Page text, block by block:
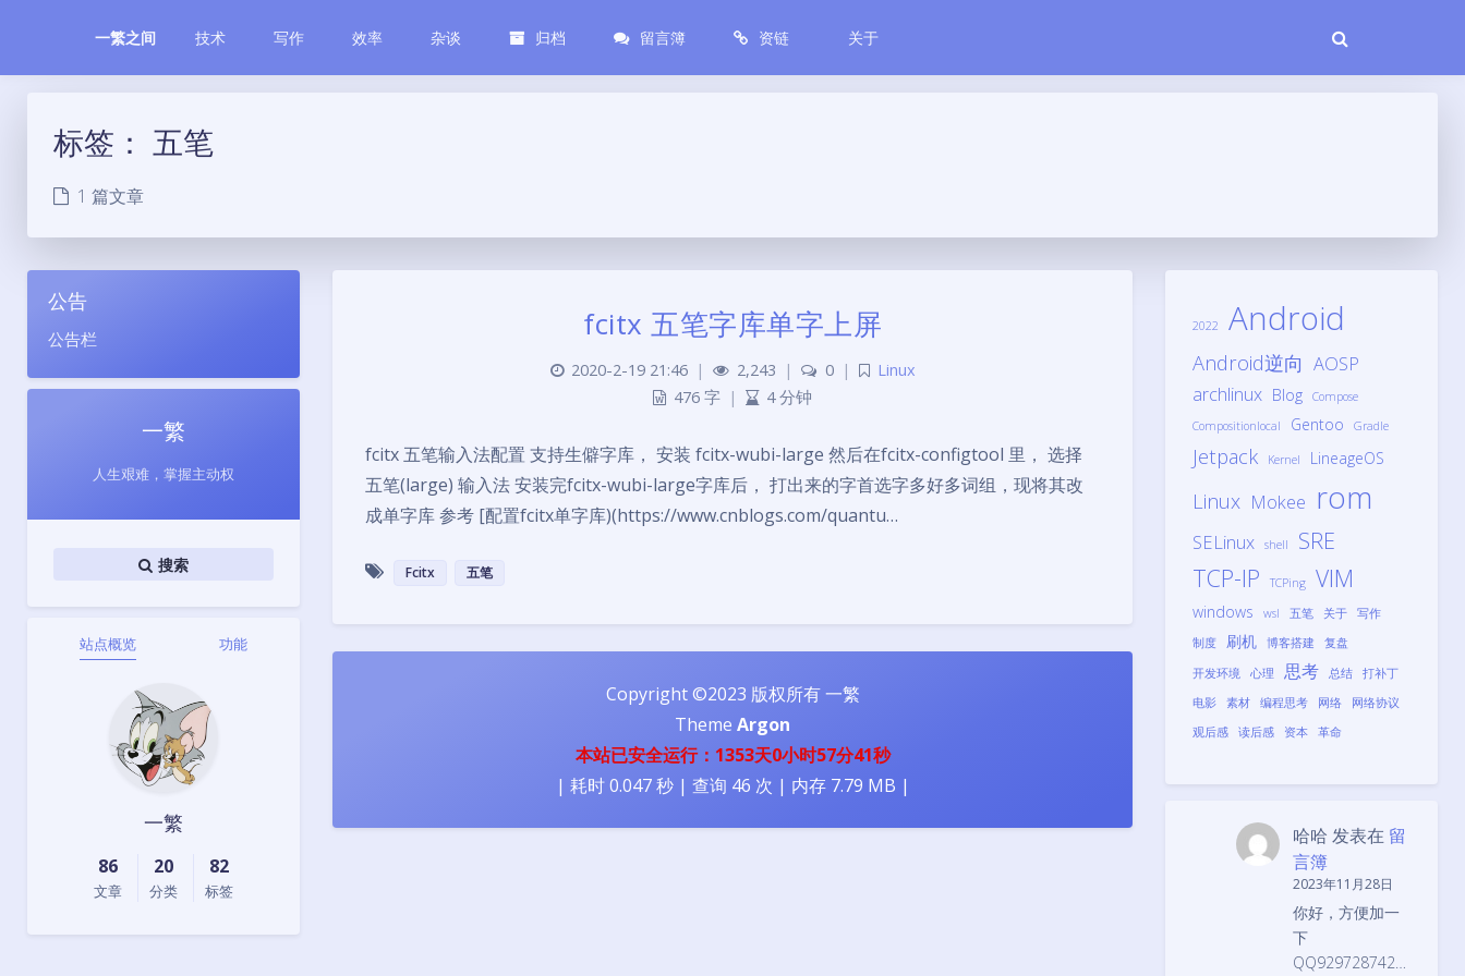
一繁之间 技术 写作 效率 杂谈 归档 留言簿 资链 关于
标签： 五笔
1 篇文章
公告
公告栏
一繁
人生艰难，掌握主动权
搜索
站点概览 功能
一繁
86
文章
20
分类
82
标签
2022 Android
Android逆向 AOSP
archlinux Blog
Compose
Compositionlocal
Gentoo Gradle
Jetpack Kernel LineageOS
Linux Mokee rom
SELinux shell SRE
TCP-IP TCPing VIM
windows wsl 五笔 关于
写作
制度
刷机 博客搭建
复盘
开发环境
心理 思考 总结
打补丁
电影
素材 编程思考 网络
网络协议
观后感
读后感 资本 革命
哈哈 发表在 留
言簿
2023年11月28日
你好，方便加一
下
QQ929728742…
fcitx 五笔字库单字上屏
2020-2-19 21:46 | 2,243 | 0 |
Linux
476 字 | 4 分钟
fcitx 五笔输入法配置 支持生僻字库， 安装 fcitx-wubi-large 然后在fcitx-configtool 里， 选择
五笔(large) 输入法 安装完fcitx-wubi-large字库后， 打出来的字首选字多好多词组，现将其改
成单字库 参考 [配置fcitx单字库)(https://www.cnblogs.com/quantu…
Fcitx 五笔
Copyright ©2023 版权所有 一繁
Theme Argon
本站已安全运行：1353天0小时57分41秒
| 耗时 0.047 秒 | 查询 46 次 | 内存 7.79 MB |